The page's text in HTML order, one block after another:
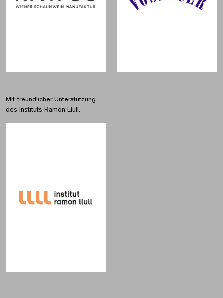
Mit freundlicher Unterstützung
des Instituts Ramon Llull.